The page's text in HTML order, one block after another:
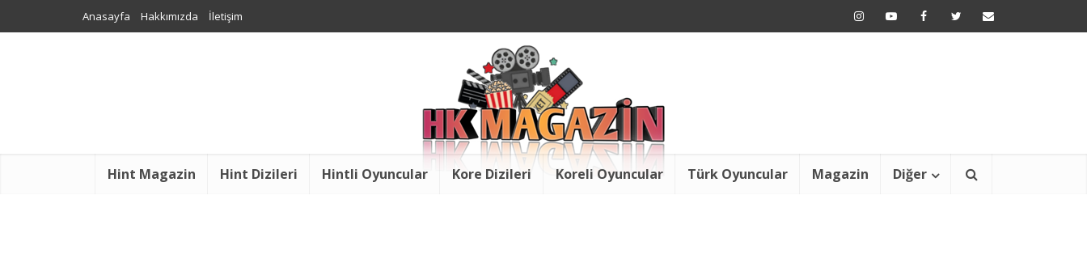
Anasayfa Hakkımızda İletişim
Hint Magazin Hint Dizileri Hintli Oyuncular Kore Dizileri Koreli Oyuncular Türk Oyuncular Magazin Diğer